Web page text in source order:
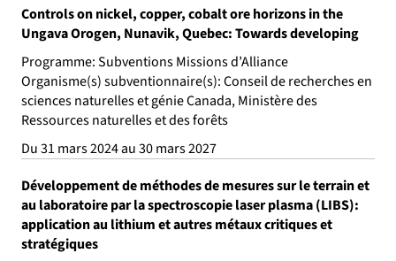
Controls on nickel, copper, cobalt ore horizons in the
Ungava Orogen, Nunavik, Quebec: Towards developing
Programme: Subventions Missions d’Alliance
Organisme(s) subventionnaire(s): Conseil de recherches en
sciences naturelles et génie Canada, Ministère des
Ressources naturelles et des forêts
Du 31 mars 2024 au 30 mars 2027
Développement de méthodes de mesures sur le terrain et
au laboratoire par la spectroscopie laser plasma (LIBS):
application au lithium et autres métaux critiques et
stratégiques